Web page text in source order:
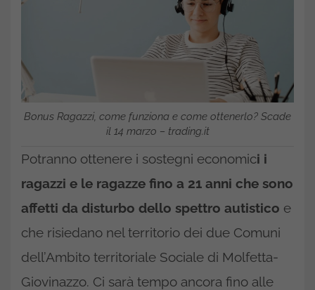
Bonus Ragazzi, come funziona e come ottenerlo? Scade
il 14 marzo – trading.it
Potranno ottenere i sostegni economici i
ragazzi e le ragazze fino a 21 anni che sono
affetti da disturbo dello spettro autistico e
che risiedano nel territorio dei due Comuni
dell’Ambito territoriale Sociale di Molfetta-
Giovinazzo. Ci sarà tempo ancora fino alle